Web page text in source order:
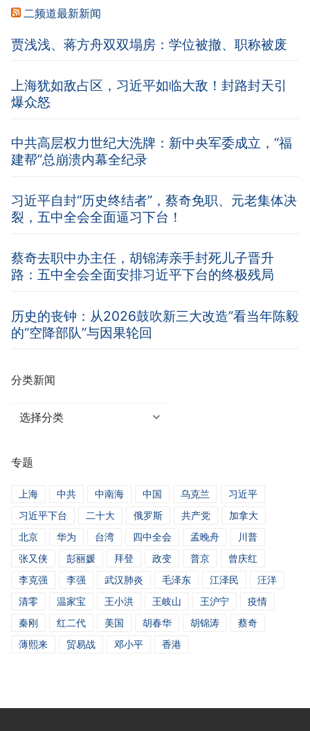
二频道最新新闻
贾浅浅、蒋方舟双双塌房：学位被撤、职称被废
上海犹如敌占区，习近平如临大敌！封路封天引
爆众怒
中共高层权力世纪大洗牌：新中央军委成立，“福
建帮”总崩溃内幕全纪录
习近平自封“历史终结者”，蔡奇免职、元老集体决
裂，五中全会全面逼习下台！
蔡奇去职中办主任，胡锦涛亲手封死儿子晋升
路：五中全会全面安排习近平下台的终极残局
历史的丧钟：从2026鼓吹新三大改造”看当年陈毅
的“空降部队”与因果轮回
分类新闻
分
闻
专题
上海 中共 中南海 中国 乌克兰
习近平
习近平下台
二十大 俄罗斯 共产党
加拿大
北京
华为 台湾 四中全会 孟晚舟
川普
张又侠
彭丽媛 拜登 政变 普京
曾庆红
李克强
李强 武汉肺炎 毛泽东 江泽民
汪洋
清零
温家宝 王小洪 王岐山 王沪宁
疫情
秦刚
红二代 美国 胡春华 胡锦涛
蔡奇
薄熙来
贸易战 邓小平 香港